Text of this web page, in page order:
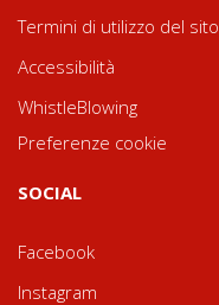
Termini di utilizzo del sito
Accessibilità
WhistleBlowing
Preferenze cookie
SOCIAL
Facebook
Instagram